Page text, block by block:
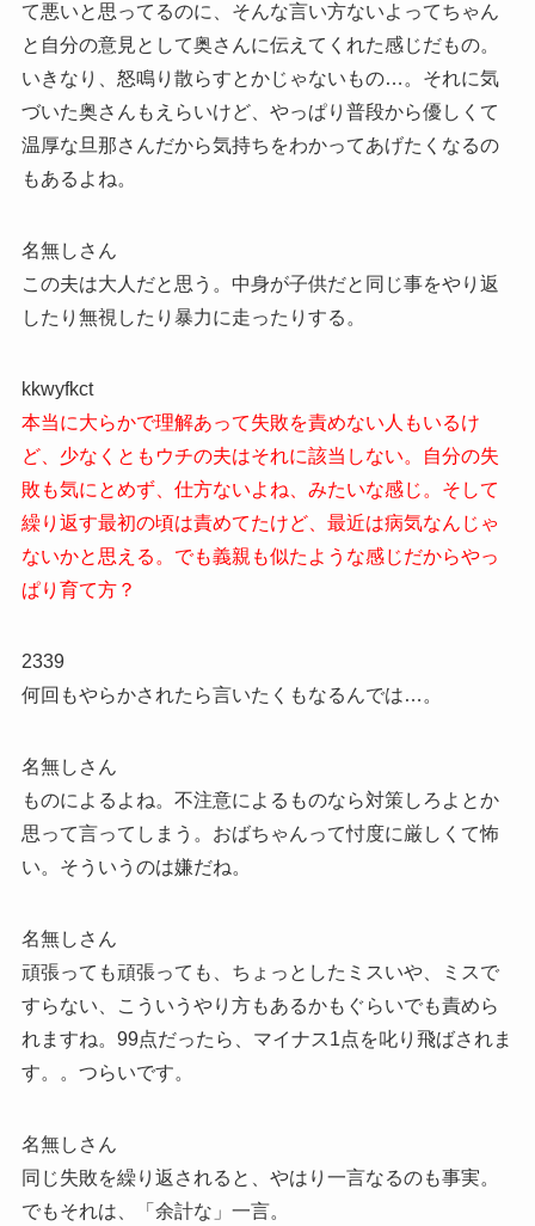
て悪いと思ってるのに、そんな言い方ないよってちゃん
と自分の意見として奥さんに伝えてくれた感じだもの。
いきなり、怒鳴り散らすとかじゃないもの…。それに気
づいた奥さんもえらいけど、やっぱり普段から優しくて
温厚な旦那さんだから気持ちをわかってあげたくなるの
もあるよね。
名無しさん
この夫は大人だと思う。中身が子供だと同じ事をやり返
したり無視したり暴力に走ったりする。
kkwyfkct
本当に大らかで理解あって失敗を責めない人もいるけ
ど、少なくともウチの夫はそれに該当しない。自分の失
敗も気にとめず、仕方ないよね、みたいな感じ。そして
繰り返す最初の頃は責めてたけど、最近は病気なんじゃ
ないかと思える。でも義親も似たような感じだからやっ
ぱり育て方？
2339
何回もやらかされたら言いたくもなるんでは…。
名無しさん
ものによるよね。不注意によるものなら対策しろよとか
思って言ってしまう。おばちゃんって忖度に厳しくて怖
い。そういうのは嫌だね。
名無しさん
頑張っても頑張っても、ちょっとしたミスいや、ミスで
すらない、こういうやり方もあるかもぐらいでも責めら
れますね。99点だったら、マイナス1点を叱り飛ばされま
す。。つらいです。
名無しさん
同じ失敗を繰り返されると、やはり一言なるのも事実。
でもそれは、「余計な」一言。